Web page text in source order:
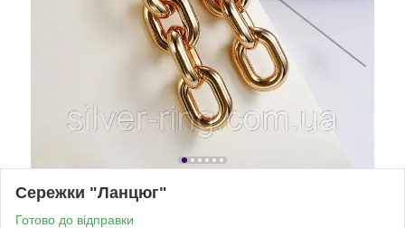
Сережки "Ланцюг"
Готово до відправки